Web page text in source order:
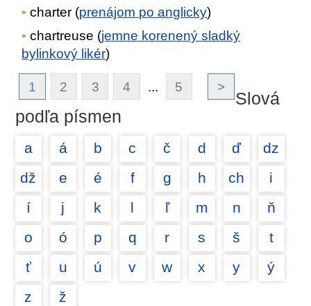
charter (prenájom po anglicky)
chartreuse (jemne korenený sladký
bylinkový likér)
1 2 3 4 ... 5 >
Slová
podľa písmen
a á b c č d ď
dz
dž
e é f g h ch
i
í
j k l ľ m n
ň
o
ó p q r s š
t
ť
u ú v w x y
ý
z
ž